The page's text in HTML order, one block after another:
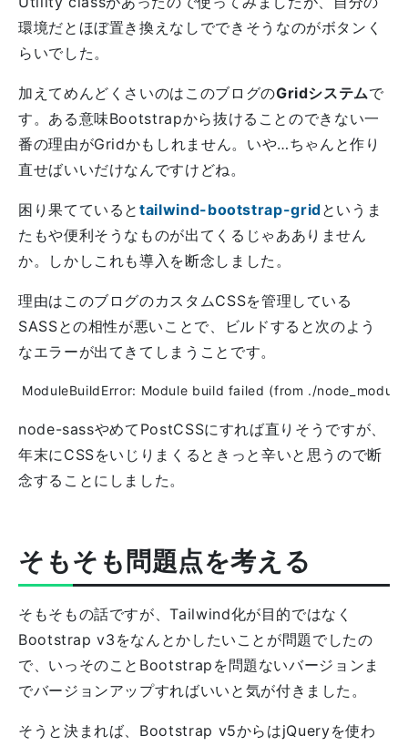
環境だとほぼ置き換えなしでできそうなのがボタンく
らいでした。
加えてめんどくさいのはこのブログのGridシステムで
す。ある意味Bootstrapから抜けることのできない一
番の理由がGridかもしれません。いや…ちゃんと作り
直せばいいだけなんですけどね。
困り果てているとtailwind-bootstrap-gridというま
たもや便利そうなものが出てくるじゃあありません
か。しかしこれも導入を断念しました。
理由はこのブログのカスタムCSSを管理している
SASSとの相性が悪いことで、ビルドすると次のよう
なエラーが出てきてしまうことです。
node-sassやめてPostCSSにすれば直りそうですが、
年末にCSSをいじりまくるときっと辛いと思うので断
念することにしました。
そもそも問題点を考える
そもそもの話ですが、Tailwind化が目的ではなく
Bootstrap v3をなんとかしたいことが問題でしたの
で、いっそのことBootstrapを問題ないバージョンま
でバージョンアップすればいいと気が付きました。
そうと決まれば、Bootstrap v5からはjQueryを使わ